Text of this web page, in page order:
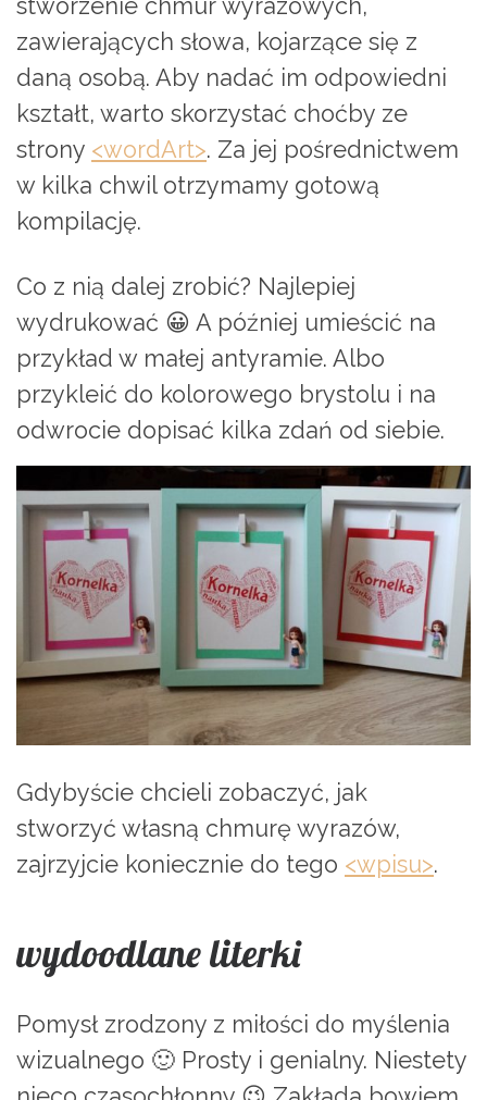
stworzenie chmur wyrazowych,
zawierających słowa, kojarzące się z
daną osobą. Aby nadać im odpowiedni
kształt, warto skorzystać choćby ze
strony <wordArt>. Za jej pośrednictwem
w kilka chwil otrzymamy gotową
kompilację.
Co z nią dalej zrobić? Najlepiej
wydrukować 😀 A później umieścić na
przykład w małej antyramie. Albo
przykleić do kolorowego brystolu i na
odwrocie dopisać kilka zdań od siebie.
Gdybyście chcieli zobaczyć, jak
stworzyć własną chmurę wyrazów,
zajrzyjcie koniecznie do tego <wpisu>.
wydoodlane literki
Pomysł zrodzony z miłości do myślenia
wizualnego 🙂 Prosty i genialny. Niestety